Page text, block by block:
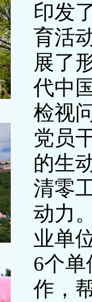
印发
育活
展了
代中
检视
党员
的生
清零
动力
业单
6个
作，